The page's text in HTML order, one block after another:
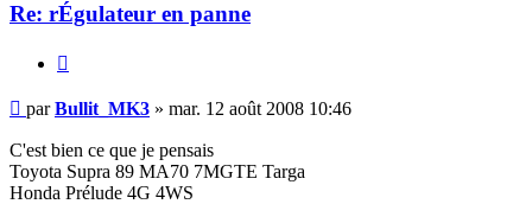
Re: rÉgulateur en panne
Message
non
lu
parBullit_MK3 » mar. 12 août 2008 10:46
C'est bien ce que je pensais
Toyota Supra 89 MA70 7MGTE Targa
Honda Prélude 4G 4WS